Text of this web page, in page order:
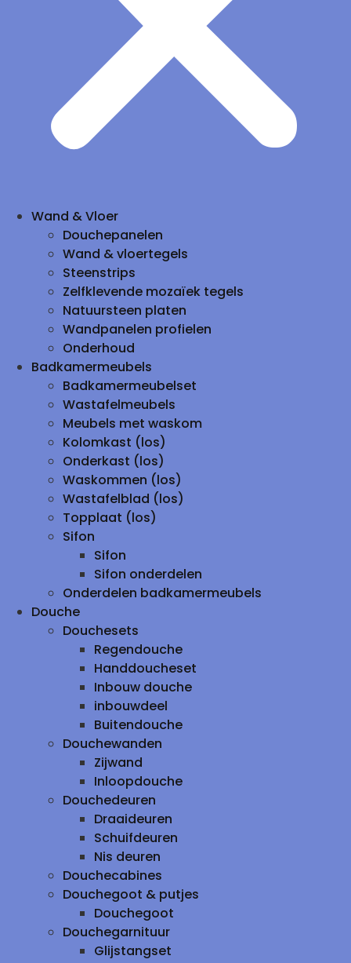
Wand & Vloer
Douchepanelen
Wand & vloertegels
Steenstrips
Zelfklevende mozaïek tegels
Natuursteen platen
Wandpanelen profielen
Onderhoud
Badkamermeubels
Badkamermeubelset
Wastafelmeubels
Meubels met waskom
Kolomkast (los)
Onderkast (los)
Waskommen (los)
Wastafelblad (los)
Topplaat (los)
Sifon
Sifon
Sifon onderdelen
Onderdelen badkamermeubels
Douche
Douchesets
Regendouche
Handdoucheset
Inbouw douche
inbouwdeel
Buitendouche
Douchewanden
Zijwand
Inloopdouche
Douchedeuren
Draaideuren
Schuifdeuren
Nis deuren
Douchecabines
Douchegoot & putjes
Douchegoot
Douchegarnituur
Glijstangset